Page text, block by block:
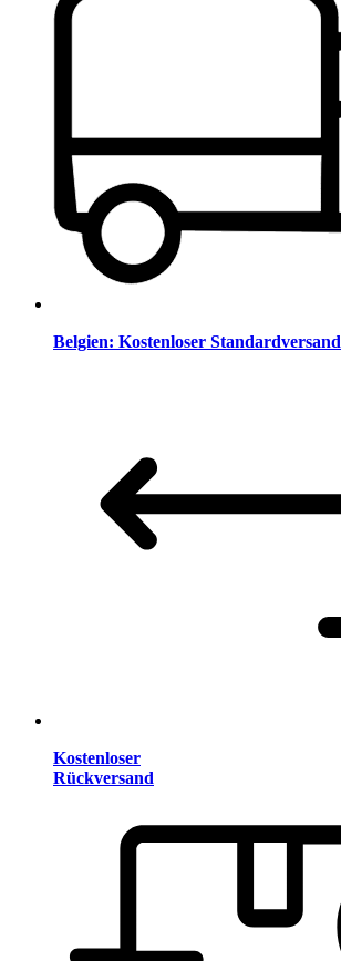
Belgien: Kostenloser Standardversand
Kostenloser
Rückversand